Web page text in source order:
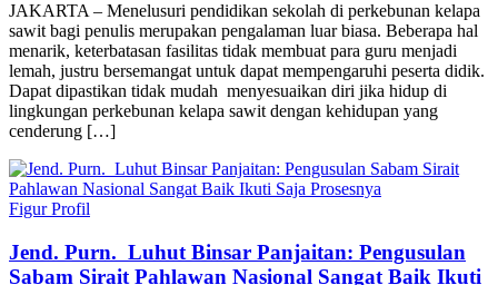
JAKARTA – Menelusuri pendidikan sekolah di perkebunan kelapa
sawit bagi penulis merupakan pengalaman luar biasa. Beberapa hal
menarik, keterbatasan fasilitas tidak membuat para guru menjadi
lemah, justru bersemangat untuk dapat mempengaruhi peserta didik.
Dapat dipastikan tidak mudah menyesuaikan diri jika hidup di
lingkungan perkebunan kelapa sawit dengan kehidupan yang
cenderung […]
FigurProfil
Jend. Purn. Luhut Binsar Panjaitan: Pengusulan
Sabam Sirait Pahlawan Nasional Sangat Baik Ikuti